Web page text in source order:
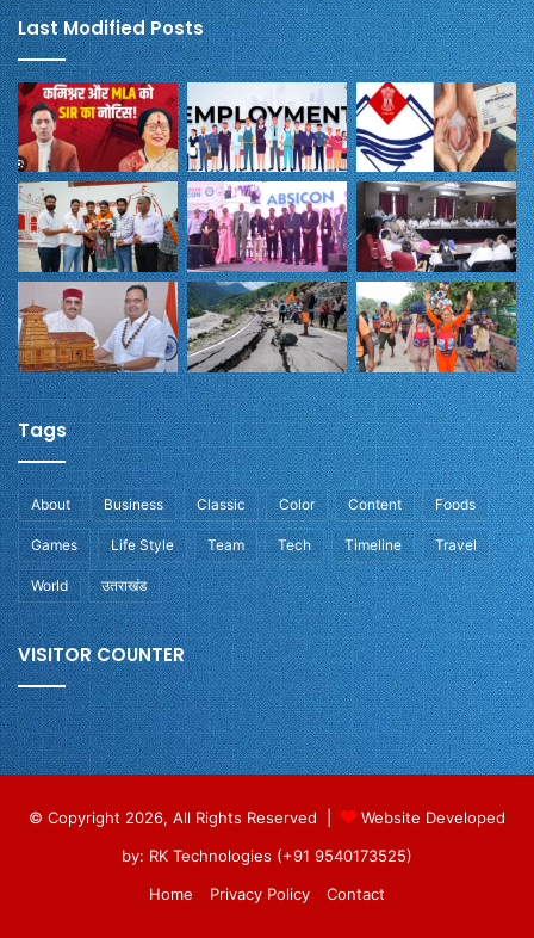
Last Modified Posts
Tags
About Business Classic Color Content Foods
Games Life Style Team Tech Timeline Travel
World उतराखंड
VISITOR COUNTER
© Copyright 2026, All Rights Reserved |
Website Developed
by: RK Technologies (+91 9540173525)
Home
Privacy Policy Contact